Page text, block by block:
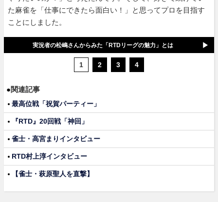
た麻雀を「仕事にできたら面白い！」と思ってプロを目指す
ことにしました。
実況者の松嶋さんからみた「RTDリーグの魅力」とは
1 2 3 4
●関連記事
最高位戦「祝賀パーティー」
『RTD』20回戦「神回」
雀士・高宮まりインタビュー
RTD村上淳インタビュー
【雀士・萩原聖人を直撃】